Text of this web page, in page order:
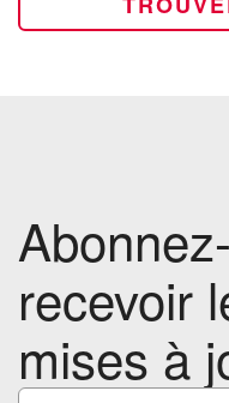
recevoir
mises à